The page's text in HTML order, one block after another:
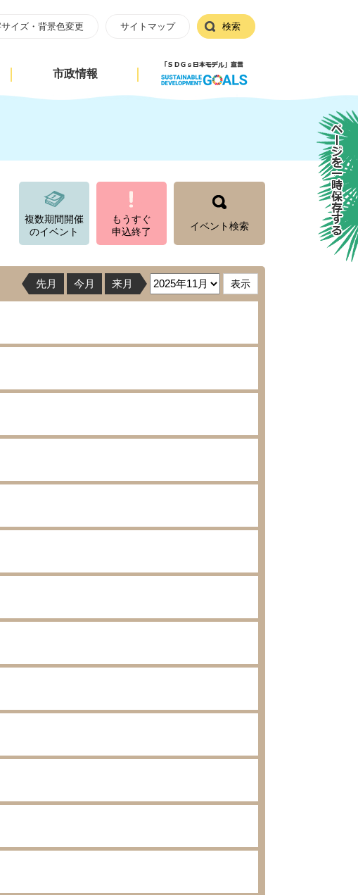
イズ・背景色変更 サイトマップ 検索
市政情報
複数期間開催
のイベント
もうすぐ
申込終了
イベント検索
先月 今月 来月
ページを一時保存する